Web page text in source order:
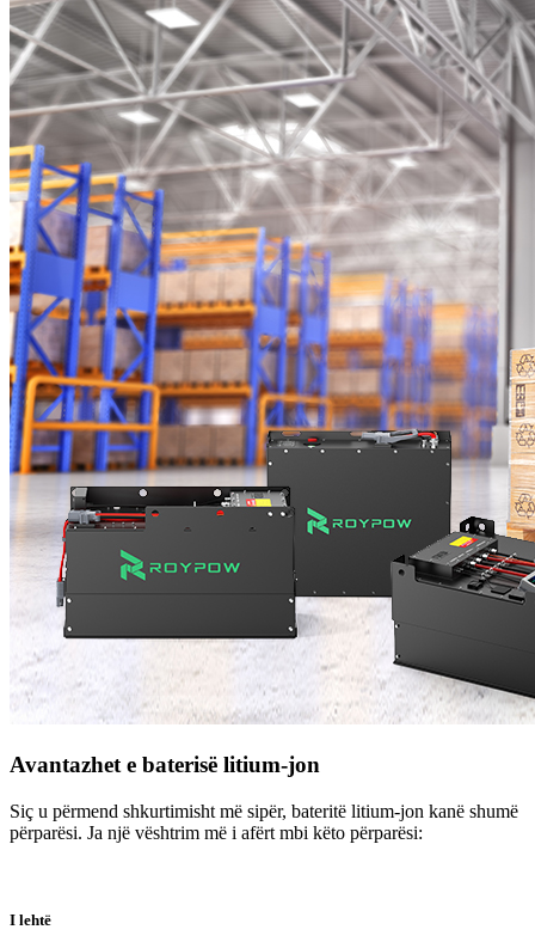
Avantazhet e baterisë litium-jon
Siç u përmend shkurtimisht më sipër, bateritë litium-jon kanë shumë
përparësi. Ja një vështrim më i afërt mbi këto përparësi:
I lehtë